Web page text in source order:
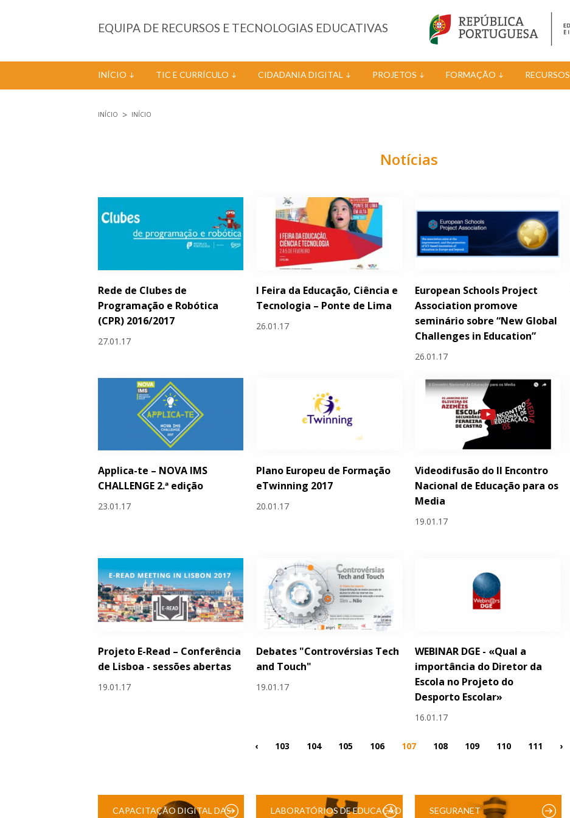
EQUIPA DE RECURSOS E TECNOLOGIAS EDUCATIVAS
INÍCIO TIC E CURRÍCULO CIDADANIA DIGITAL PROJETOS FORMAÇÃO RECURSOS
INÍCIO INÍCIO
Notícias
Rede de Clubes de
Programação e Robótica
(CPR) 2016/2017
27.01.17
I Feira da Educação, Ciência e
Tecnologia – Ponte de Lima
26.01.17
European Schools Project
Association promove
seminário sobre “New Global
Challenges in Education”
26.01.17
Applica-te – NOVA IMS
CHALLENGE 2.ª edição
23.01.17
Plano Europeu de Formação
eTwinning 2017
20.01.17
Videodifusão do II Encontro
Nacional de Educação para os
Media
19.01.17
Projeto E-Read – Conferência
de Lisboa - sessões abertas
19.01.17
Debates "Controvérsias Tech
and Touch"
19.01.17
WEBINAR DGE - «Qual a
importância do Diretor da
Escola no Projeto do
Desporto Escolar»
16.01.17
Páginas
‹ 103 104 105 106 107 108 109 110 111 ›
CAPACITAÇÃO DIGITAL DAS LABORATÓRIOS DE EDUCAÇÃO SEGURANET